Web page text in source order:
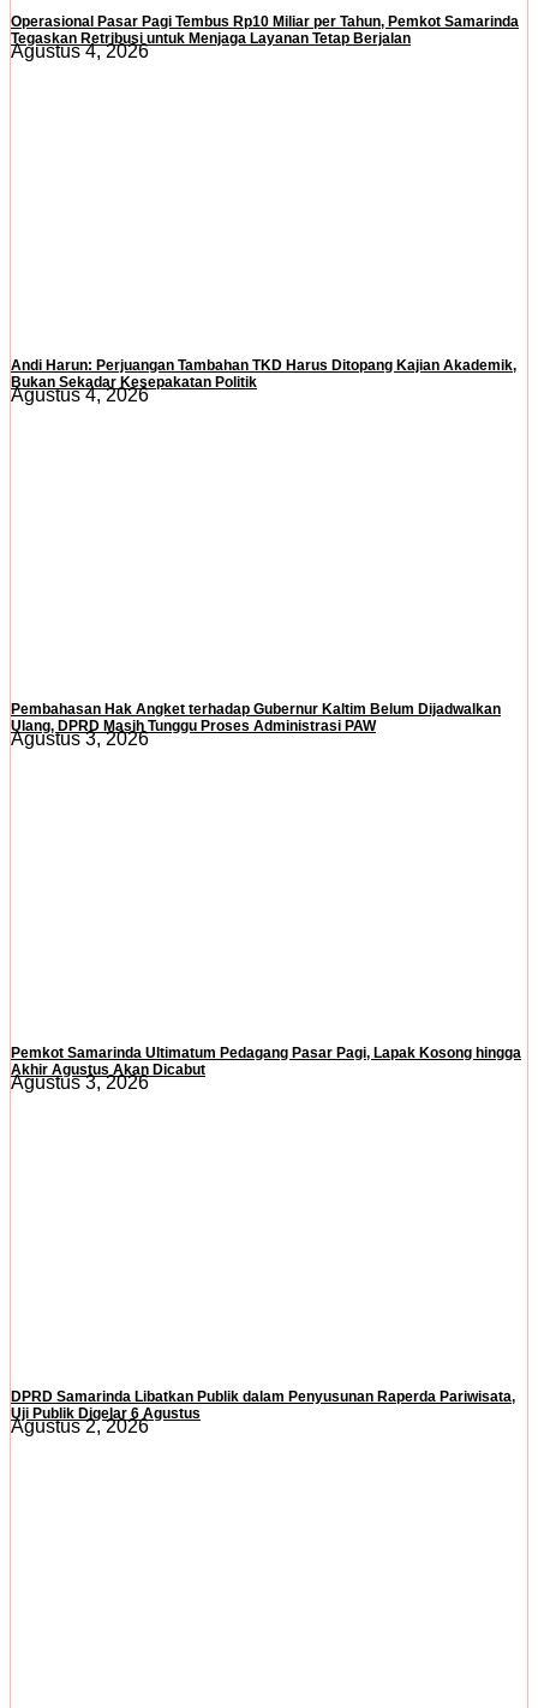
Operasional Pasar Pagi Tembus Rp10 Miliar per Tahun, Pemkot Samarinda
Tegaskan Retribusi untuk Menjaga Layanan Tetap Berjalan
Agustus 4, 2026
Andi Harun: Perjuangan Tambahan TKD Harus Ditopang Kajian Akademik,
Bukan Sekadar Kesepakatan Politik
Agustus 4, 2026
Pembahasan Hak Angket terhadap Gubernur Kaltim Belum Dijadwalkan
Ulang, DPRD Masih Tunggu Proses Administrasi PAW
Agustus 3, 2026
Pemkot Samarinda Ultimatum Pedagang Pasar Pagi, Lapak Kosong hingga
Akhir Agustus Akan Dicabut
Agustus 3, 2026
DPRD Samarinda Libatkan Publik dalam Penyusunan Raperda Pariwisata,
Uji Publik Digelar 6 Agustus
Agustus 2, 2026